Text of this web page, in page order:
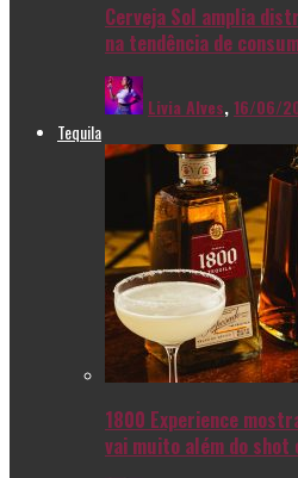
Cerveja Sol amplia
na tendência de
Livia Alves,16/06/
Tequila
1800 Experience
vai muito além do shot